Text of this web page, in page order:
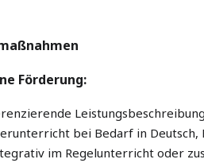
Förderung:
bei Bedarf in Deutsch,
im Regelunterricht oder